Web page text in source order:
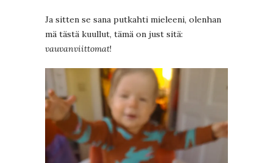
Ja sitten se sana putkahti mieleeni, olenhan
mä tästä kuullut, tämä on just sitä:
vauvanviittomat!